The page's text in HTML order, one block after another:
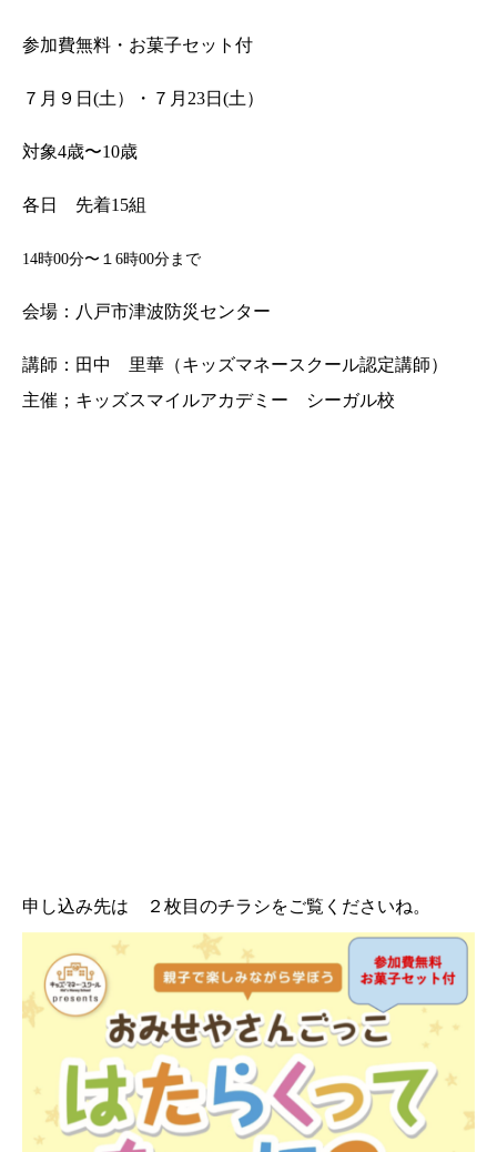
参加費無料・お菓子セット付
７月９日(土）・７月23日(土）
対象4歳〜10歳
各日 先着15組
14時00分〜１6時00分まで
会場：八戸市津波防災センター
講師：田中 里華（キッズマネースクール認定講師）
主催；キッズスマイルアカデミー シーガル校
申し込み先は ２枚目のチラシをご覧くださいね。